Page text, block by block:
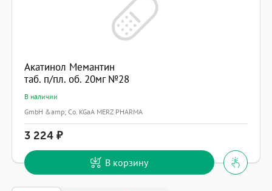
Акатинол Мемантин
таб. п/пл. об. 20мг №28
В наличии
GmbH &amp; Co. KGaA MERZ PHARMA
3 224
В корзину